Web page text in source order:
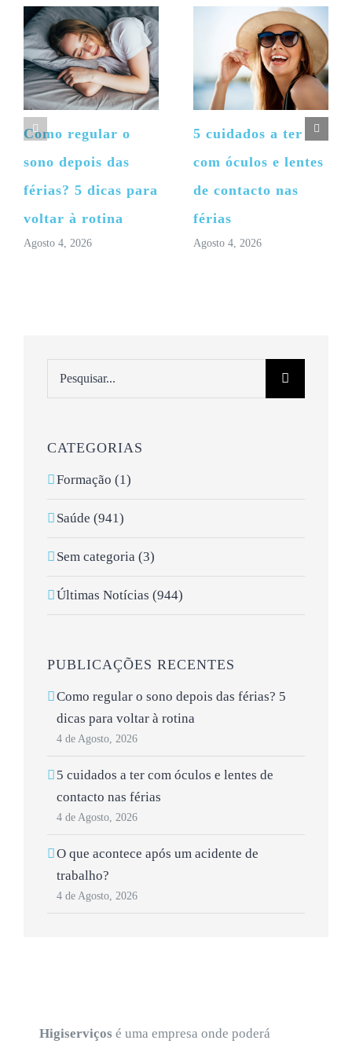
Como regular o
sono depois das
férias? 5 dicas para
voltar à rotina
Agosto 4, 2026
5 cuidados a ter
com óculos e lentes
de contacto nas
férias
Agosto 4, 2026
CATEGORIAS
Formação (1)
Saúde (941)
Sem categoria (3)
Últimas Notícias (944)
PUBLICAÇÕES RECENTES
Como regular o sono depois das férias? 5
dicas para voltar à rotina
4 de Agosto, 2026
5 cuidados a ter com óculos e lentes de
contacto nas férias
4 de Agosto, 2026
O que acontece após um acidente de
trabalho?
4 de Agosto, 2026
Higiserviços é uma empresa onde poderá